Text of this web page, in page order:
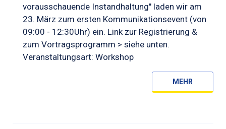
vorausschauende Instandhaltung" laden wir am
23. März zum ersten Kommunikationsevent (von
09:00 - 12:30Uhr) ein. Link zur Registrierung &
zum Vortragsprogramm > siehe unten.
Veranstaltungsart: Workshop
MEHR